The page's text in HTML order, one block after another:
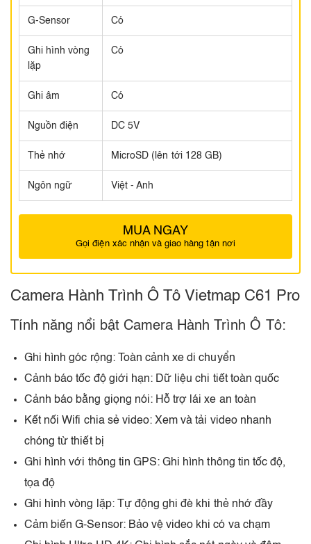
Camera Hành Trình Ô Tô Vietmap C61 Pro
Tính năng nổi bật Camera Hành Trình Ô Tô:
Ghi hình góc rộng: Toàn cảnh xe di chuyển
Cảnh báo tốc độ giới hạn: Dữ liệu chi tiết toàn quốc
Cảnh báo bằng giọng nói: Hỗ trợ lái xe an toàn
Kết nối Wifi chia sẻ video: Xem và tải video nhanh
chóng từ thiết bị
Ghi hình với thông tin GPS: Ghi hình thông tin tốc độ,
tọa độ
Ghi hình vòng lặp: Tự động ghi đè khi thẻ nhớ đầy
Cảm biến G-Sensor: Bảo vệ video khi có va chạm
G-Sensor Có
Ghi hình vòng
lặp
Có
Ghi âm Có
Nguồn điện DC 5V
Thẻ nhớ MicroSD (lên tới 128 GB)
Ngôn ngữ Việt - Anh
MUA NGAY
Gọi điện xác nhận và giao hàng tận nơi